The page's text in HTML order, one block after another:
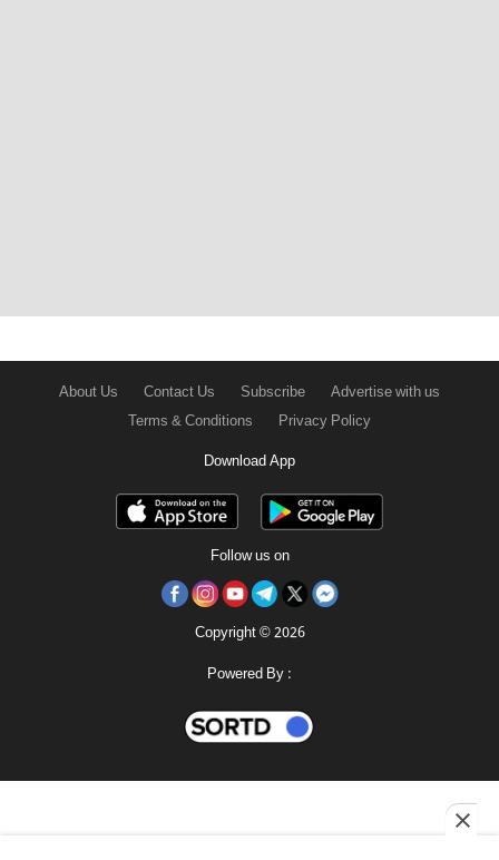
About Us Contact Us Subscribe
Advertise with us
Terms & Conditions
Privacy Policy
Download App
Follow us on
Copyright © 2026
Powered By :